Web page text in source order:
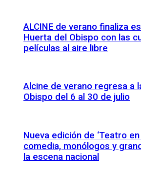
ALCINE de verano finaliza
Huerta del Obispo con las
películas al aire libre
Alcine de verano regresa a
Obispo del 6 al 30 de julio
Nueva edición de ‘Teatro en
comedia, monólogos y
la escena nacional